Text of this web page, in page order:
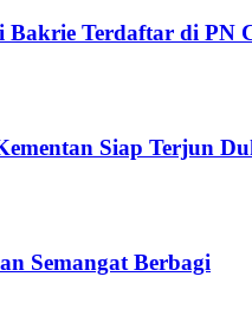
Terdaftar di PN
Siap Terjun
Semangat Berbagi